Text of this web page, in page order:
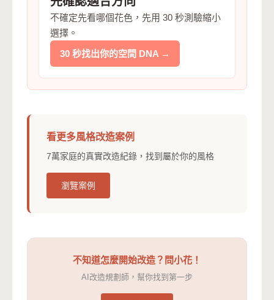
不確定先看哪個花色，先用 30 秒測驗縮小
選擇。
30 秒找出你的空間 DNA →
看更多風格改造案例
7萬家庭的真實改造紀錄，找到屬於你的風格
瀏覽案例
不知道怎麼開始改造？問小花！
AI改造規劃師，幫你找到第一步